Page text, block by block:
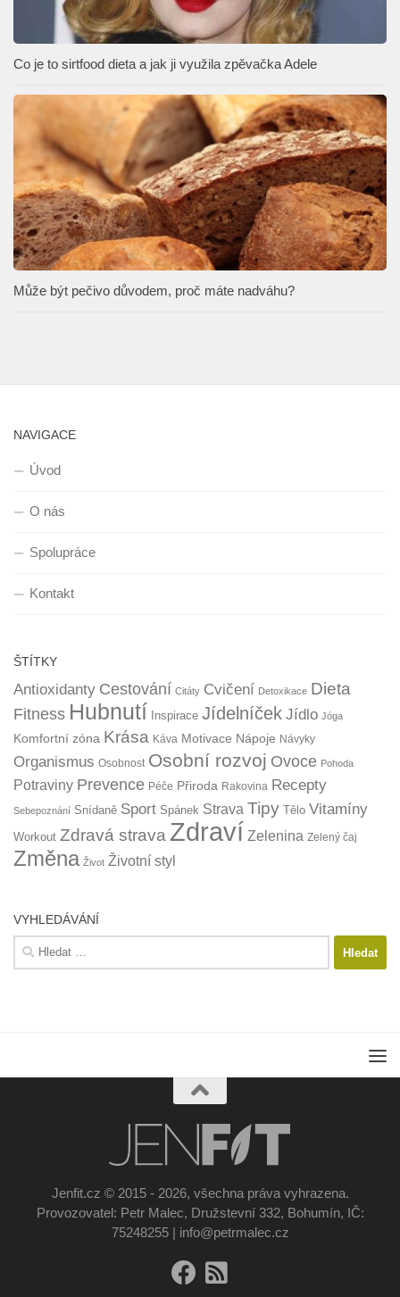
Co je to sirtfood dieta a jak ji využila zpěvačka Adele
Může být pečivo důvodem, proč máte nadváhu?
NAVIGACE
Úvod
O nás
Spolupráce
Kontakt
ŠTÍTKY
Antioxidanty Cestování Citáty Cvičení Detoxikace Dieta
Fitness Hubnutí Inspirace Jídelníček Jídlo Jóga
Komfortní zóna Krása Káva Motivace Nápoje Návyky
Organismus Osobnost Osobní rozvoj Ovoce Pohoda
Potraviny Prevence Péče Přiroda Rakovina Recepty
Sebepoznání Snídaně Sport Spánek Strava Tipy Tělo Vitamíny
Workout Zdravá strava Zdraví Zelenina Zelený čaj
Změna Život Životní styl
VYHLEDÁVÁNÍ
Vyhledávání
Jenfit.cz © 2015 - 2026, všechna práva vyhrazena.
Provozovatel: Petr Malec, Družstevní 332, Bohumín, IČ:
75248255 | info@petrmalec.cz